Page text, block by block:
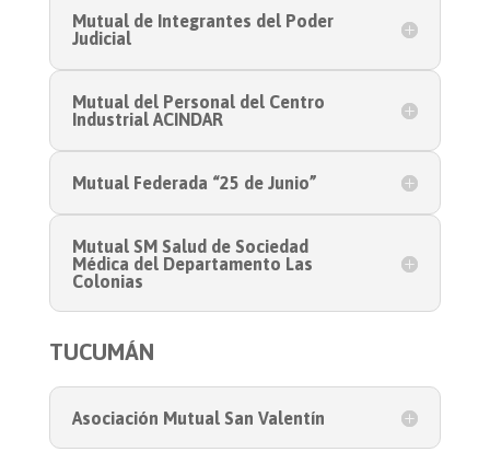
Mutual de Integrantes del Poder
Judicial
Mutual del Personal del Centro
Industrial ACINDAR
Mutual Federada “25 de Junio”
Mutual SM Salud de Sociedad
Médica del Departamento Las
Colonias
TUCUMÁN
Asociación Mutual San Valentín